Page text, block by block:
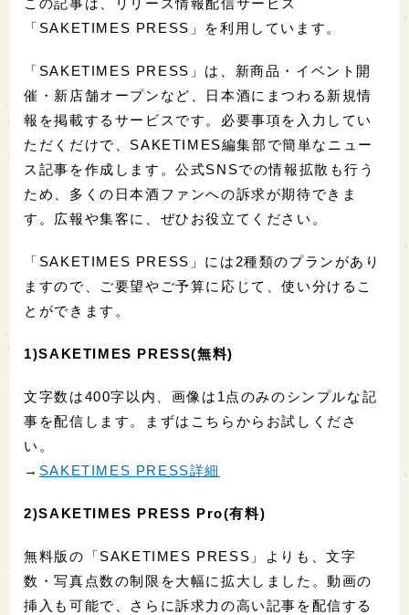
この記事は、リリース情報配信サービス
「SAKETIMES PRESS」を利用しています。
「SAKETIMES PRESS」は、新商品・イベント開
催・新店舗オープンなど、日本酒にまつわる新規情
報を掲載するサービスです。必要事項を入力してい
ただくだけで、SAKETIMES編集部で簡単なニュー
ス記事を作成します。公式SNSでの情報拡散も行う
ため、多くの日本酒ファンへの訴求が期待できま
す。広報や集客に、ぜひお役立てください。
「SAKETIMES PRESS」には2種類のプランがあり
ますので、ご要望やご予算に応じて、使い分けるこ
とができます。
1)SAKETIMES PRESS(無料)
文字数は400字以内、画像は1点のみのシンプルな記
事を配信します。まずはこちらからお試しくださ
い。
→ SAKETIMES PRESS詳細
2)SAKETIMES PRESS Pro(有料)
無料版の「SAKETIMES PRESS」よりも、文字
数・写真点数の制限を大幅に拡大しました。動画の
挿入も可能で、さらに訴求力の高い記事を配信する